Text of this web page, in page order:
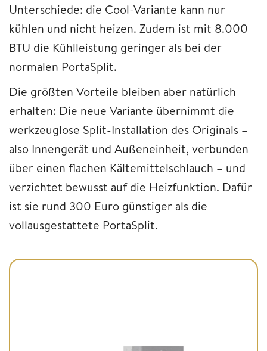
Unterschiede: die Cool-Variante kann nur
kühlen und nicht heizen. Zudem ist mit 8.000
BTU die Kühlleistung geringer als bei der
normalen PortaSplit.
Die größten Vorteile bleiben aber natürlich
erhalten: Die neue Variante übernimmt die
werkzeuglose Split-Installation des Originals –
also Innengerät und Außeneinheit, verbunden
über einen flachen Kältemittelschlauch – und
verzichtet bewusst auf die Heizfunktion. Dafür
ist sie rund 300 Euro günstiger als die
vollausgestattete PortaSplit.